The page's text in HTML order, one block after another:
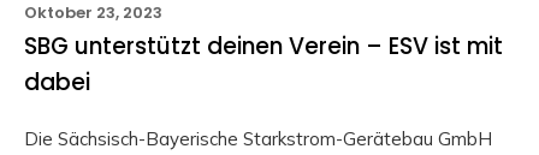
Oktober 23, 2023
SBG unterstützt deinen Verein – ESV ist mit
dabei
Die Sächsisch-Bayerische Starkstrom-Gerätebau GmbH